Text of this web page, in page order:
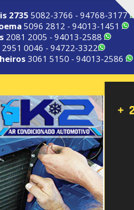
2735 5082-3766 - 94768-3177
5096 2812 - 94013-1451
2081 2005 - 94013-2588
2951 0046 - 94722-3322
3061 5150 - 94013-2586